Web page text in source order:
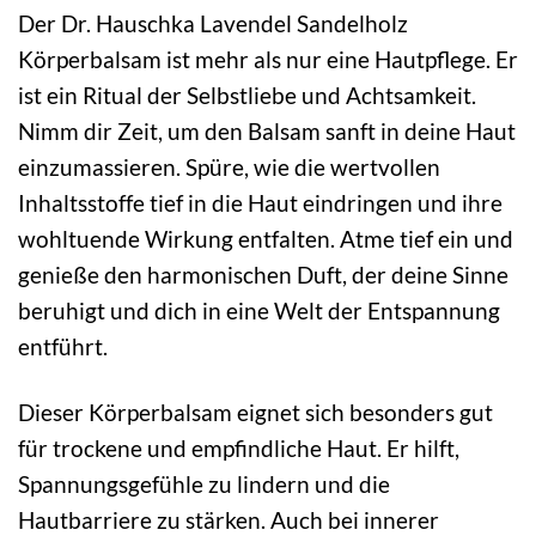
Der Dr. Hauschka Lavendel Sandelholz
Körperbalsam ist mehr als nur eine Hautpflege. Er
ist ein Ritual der Selbstliebe und Achtsamkeit.
Nimm dir Zeit, um den Balsam sanft in deine Haut
einzumassieren. Spüre, wie die wertvollen
Inhaltsstoffe tief in die Haut eindringen und ihre
wohltuende Wirkung entfalten. Atme tief ein und
genieße den harmonischen Duft, der deine Sinne
beruhigt und dich in eine Welt der Entspannung
entführt.
Dieser Körperbalsam eignet sich besonders gut
für trockene und empfindliche Haut. Er hilft,
Spannungsgefühle zu lindern und die
Hautbarriere zu stärken. Auch bei innerer